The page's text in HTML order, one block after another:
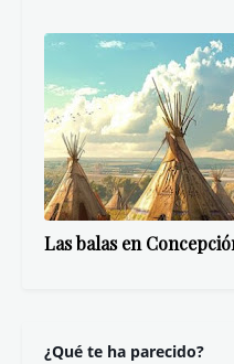
Las balas en
¿Qué te ha parecido?